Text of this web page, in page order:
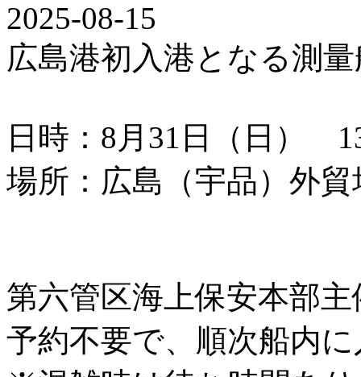
2025-08-15
広島港初入港となる測
日時：8月31日（日）
場所：広島（宇品）外
第六管区海上保安本部
予約不要で、順次船内